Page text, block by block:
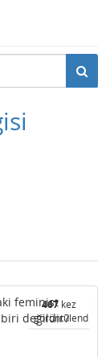
467 kez
görüntülendi
feminist
biri değildir?